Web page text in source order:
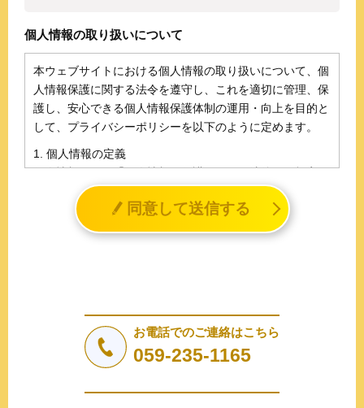
個人情報の取り扱いについて
本ウェブサイトにおける個人情報の取り扱いについて、個
人情報保護に関する法令を遵守し、これを適切に管理、保
護し、安心できる個人情報保護体制の運用・向上を目的と
して、プライバシーポリシーを以下のように定めます。
1. 個人情報の定義
個人情報とは、「個人情報の保護に関する法律」に規定さ
れる生存する個人に関する情報であって、氏名、生年月日
その他の記述等により特定の個人を識別することができる
情報（個人識別情報）を指します。
しません。
a.応募者等からのお問い合わせに対応・管理するため
b.本ウェブサイトにおけるサービスの提供・運用のため
同意して送信する
お電話でのご連絡はこちら
059-235-1165